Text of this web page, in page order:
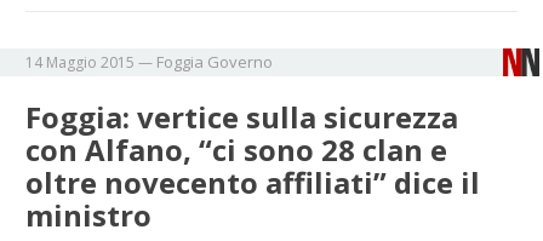
14 Maggio 2015 — Foggia Governo
Foggia: vertice sulla sicurezza
con Alfano, “ci sono 28 clan e
oltre novecento affiliati” dice il
ministro